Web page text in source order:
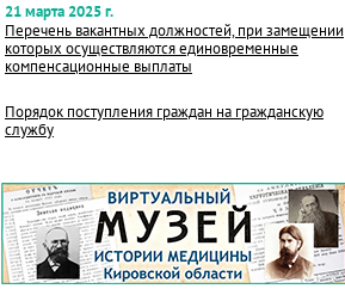
21 марта 2025 г.
Перечень вакантных должностей, при замещении
которых осуществляются единовременные
компенсационные выплаты
Порядок поступления граждан на гражданскую
службу